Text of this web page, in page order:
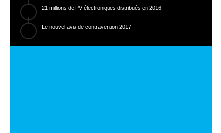
21 millions de PV électroniques distribués en 2016
Le nouvel avis de contravention 2017